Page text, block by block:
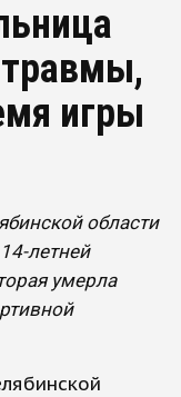
травмы,
игры
области
летней
умерла